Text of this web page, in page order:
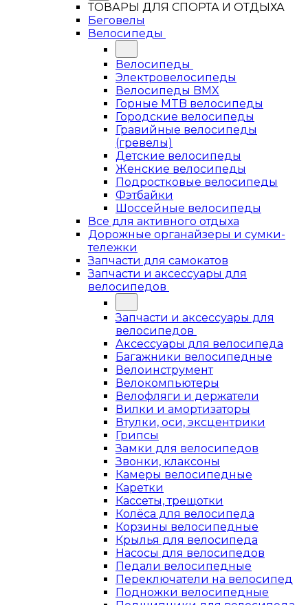
ТОВАРЫ ДЛЯ СПОРТА И ОТДЫХА
Беговелы
Велосипеды
Велосипеды
Электровелосипеды
Велосипеды BMX
Горные MTB велосипеды
Городские велосипеды
Гравийные велосипеды
(гревелы)
Детские велосипеды
Женские велосипеды
Подростковые велосипеды
Фэтбайки
Шоссейные велосипеды
Все для активного отдыха
Дорожные органайзеры и сумки-
тележки
Запчасти для самокатов
Запчасти и аксессуары для
велосипедов
Запчасти и аксессуары для
велосипедов
Аксессуары для велосипеда
Багажники велосипедные
Велоинструмент
Велокомпьютеры
Велофляги и держатели
Вилки и амортизаторы
Втулки, оси, эксцентрики
Грипсы
Замки для велосипедов
Звонки, клаксоны
Камеры велосипедные
Каретки
Кассеты, трещотки
Колёса для велосипеда
Корзины велосипедные
Крылья для велосипеда
Насосы для велосипедов
Педали велосипедные
Переключатели на велосипед
Подножки велосипедные